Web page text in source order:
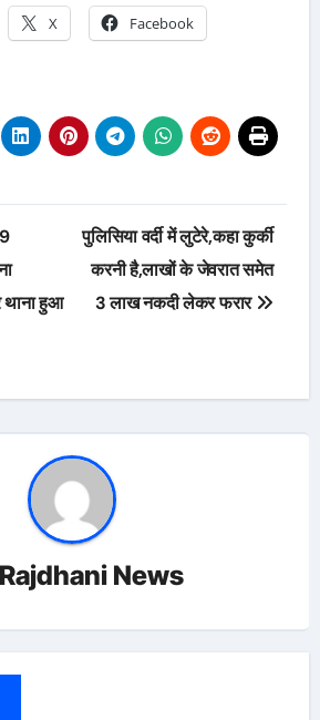
X Facebook
थाना हुआ
पुलिसिया वर्दी में लुटेरे,कहा कुर्की
करनी है,लाखों के जेवरात समेत
3 लाख नकदी लेकर फरार
Rajdhani News